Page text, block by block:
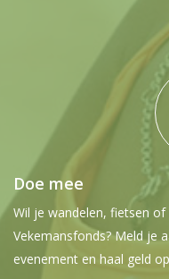
Doe mee
Wil je wandelen, fietsen
Vekemansfonds?Meld je
evenement en haal geld